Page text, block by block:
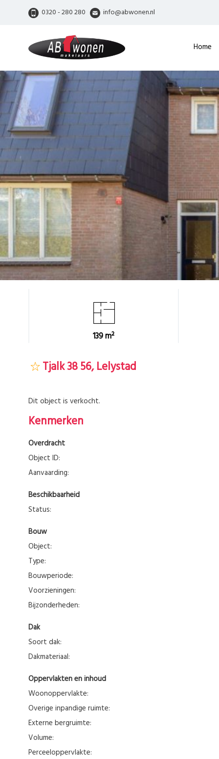
0320 - 280 280 info@abwonen.nl
Home
139 m²
Tjalk 38 56, Lelystad
Dit object is verkocht.
Kenmerken
Overdracht
Object ID:
Aanvaarding:
Beschikbaarheid
Status:
Bouw
Object:
Type:
Bouwperiode:
Voorzieningen:
Bijzonderheden:
Dak
Soort dak:
Dakmateriaal:
Oppervlakten en inhoud
Woonoppervlakte:
Overige inpandige ruimte:
Externe bergruimte:
Volume:
Perceeloppervlakte: